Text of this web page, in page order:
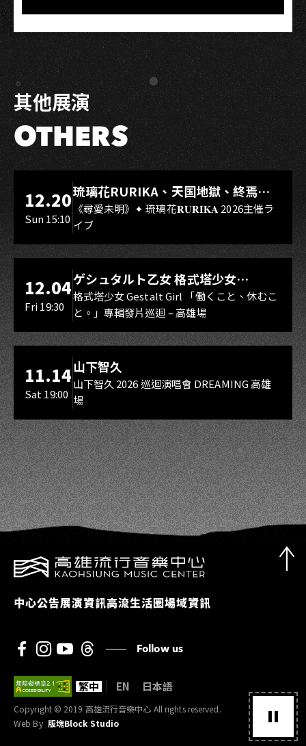
其他展演
OTHERS
LIVE WAREHOUSE 小庫
12.20
Sun 15:10
琉璃花RURIKA、天国地獄、終焉
Rebirth、DUALIA、無我夢中、花奏
スマイル（O.A.）
《尋愛未明》✦ 琉璃花𝐑𝐔𝐑𝐈𝐊𝐀 2026主催ラ
イブ
LIVE WAREHOUSE 小庫
12.04
Fri 19:30
ゲシュタルト乙女 格式塔少女
Gestalt Girl
格式塔少女 Gestalt Girl 「働くこと、休むこ
と。」專輯發片巡迴 – 高雄場
11.14
Sat 19:00
山下智久
山下智久 2026 巡迴演唱會 DREAMING 高雄
場
中心公告展演資訊高流生活圈場域資訊
Follow us
Copyright © 2019 高雄流行音樂中心 All rights reserved.
Web By 版塊Block Studio
繁中 EN 日本語